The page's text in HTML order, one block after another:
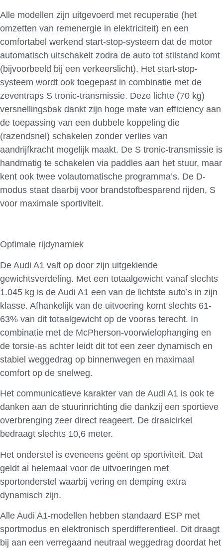
Alle modellen zijn uitgevoerd met recuperatie (het
omzetten van remenergie in elektriciteit) en een
comfortabel werkend start-stop-systeem dat de motor
automatisch uitschakelt zodra de auto tot stilstand komt
(bijvoorbeeld bij een verkeerslicht). Het start-stop-
systeem wordt ook toegepast in combinatie met de
zeventraps S tronic-transmissie. Deze lichte (70 kg)
versnellingsbak dankt zijn hoge mate van efficiency aan
de toepassing van een dubbele koppeling die
(razendsnel) schakelen zonder verlies van
aandrijfkracht mogelijk maakt. De S tronic-transmissie is
handmatig te schakelen via paddles aan het stuur, maar
kent ook twee volautomatische programma’s. De D-
modus staat daarbij voor brandstofbesparend rijden, S
voor maximale sportiviteit.
Optimale rijdynamiek
De Audi A1 valt op door zijn uitgekiende
gewichtsverdeling. Met een totaalgewicht vanaf slechts
1.045 kg is de Audi A1 een van de lichtste auto’s in zijn
klasse. Afhankelijk van de uitvoering komt slechts 61-
63% van dit totaalgewicht op de vooras terecht. In
combinatie met de McPherson-voorwielophanging en
de torsie-as achter leidt dit tot een zeer dynamisch en
stabiel weggedrag op binnenwegen en maximaal
comfort op de snelweg.
Het communicatieve karakter van de Audi A1 is ook te
danken aan de stuurinrichting die dankzij een sportieve
overbrenging zeer direct reageert. De draaicirkel
bedraagt slechts 10,6 meter.
Het onderstel is eveneens geënt op sportiviteit. Dat
geldt al helemaal voor de uitvoeringen met
sportonderstel waarbij vering en demping extra
dynamisch zijn.
Alle Audi A1-modellen hebben standaard ESP met
sportmodus en elektronisch sperdifferentieel. Dit draagt
bij aan een verregaand neutraal weggedrag doordat het